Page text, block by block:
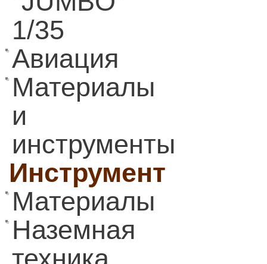
1/35
Авиация
Материалы
и
инструменты
Инструмент
Материалы
Наземная
техника